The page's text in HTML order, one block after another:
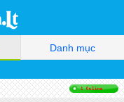
Danh mục